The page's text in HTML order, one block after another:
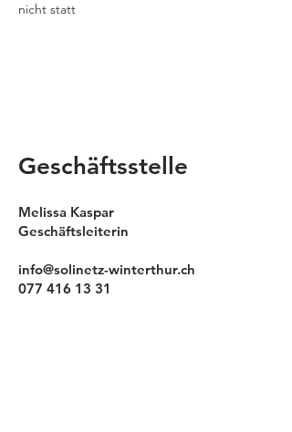
nicht statt
Geschäftsstelle
Melissa Kaspar
Geschäftsleiterin
info@solinetz-winterthur.ch
077 416 13 31